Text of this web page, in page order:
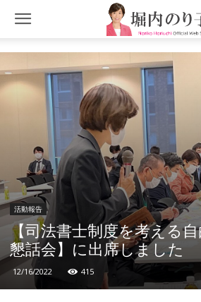
活動報告
【司法書士制度を考える
懇話会】に出席しました
12/16/2022 415